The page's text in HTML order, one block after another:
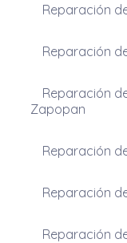
Reparación
Reparación
Reparación
Zapopan
Reparación
Reparación
Reparación